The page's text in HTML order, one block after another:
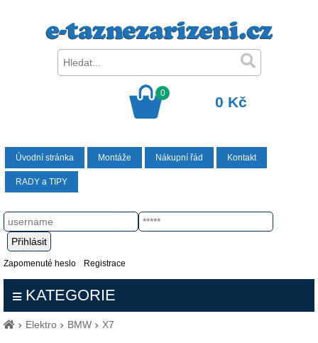
0
0 Kč
Úvodní stránka Montáže Nákupní řád Kontakt
RADY a TIPY
Zapomenuté heslo Registrace
KATEGORIE
Elektro BMW X7